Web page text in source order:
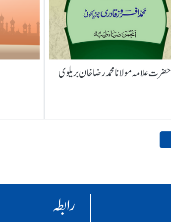
حضرت علامہ مولانا محمد رضا خان بریلوی
رابطہ